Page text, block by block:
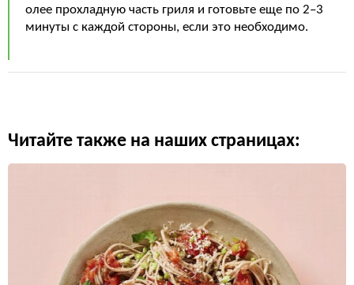
олее прохладную часть гриля и готовьте еще по 2–3
минуты с каждой стороны, если это необходимо.
Читайте также на наших страницах: